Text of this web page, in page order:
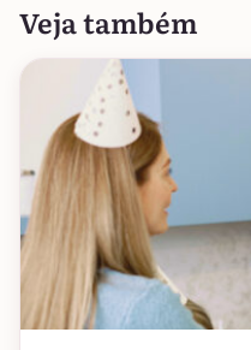
Veja também